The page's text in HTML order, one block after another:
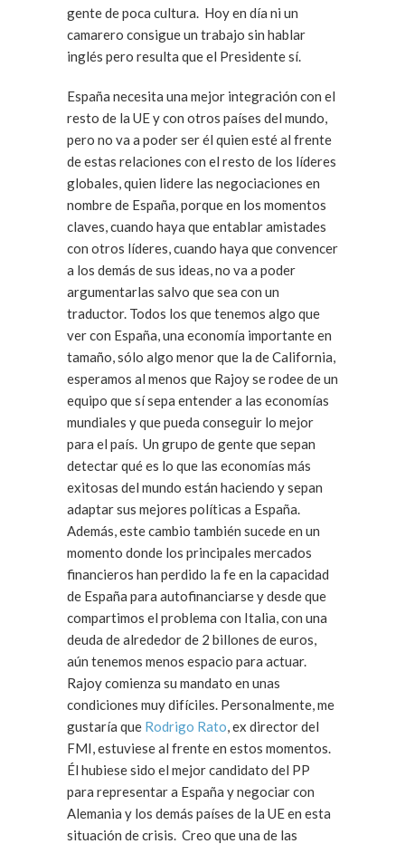
gente de poca cultura. Hoy en día ni un
camarero consigue un trabajo sin hablar
inglés pero resulta que el Presidente sí.
España necesita una mejor integración con el
resto de la UE y con otros países del mundo,
pero no va a poder ser él quien esté al frente
de estas relaciones con el resto de los líderes
globales, quien lidere las negociaciones en
nombre de España, porque en los momentos
claves, cuando haya que entablar amistades
con otros líderes, cuando haya que convencer
a los demás de sus ideas, no va a poder
argumentarlas salvo que sea con un
traductor. Todos los que tenemos algo que
ver con España, una economía importante en
tamaño, sólo algo menor que la de California,
esperamos al menos que Rajoy se rodee de un
equipo que sí sepa entender a las economías
mundiales y que pueda conseguir lo mejor
para el país. Un grupo de gente que sepan
detectar qué es lo que las economías más
exitosas del mundo están haciendo y sepan
adaptar sus mejores políticas a España.
Además, este cambio también sucede en un
momento donde los principales mercados
financieros han perdido la fe en la capacidad
de España para autofinanciarse y desde que
compartimos el problema con Italia, con una
deuda de alrededor de 2 billones de euros,
aún tenemos menos espacio para actuar.
Rajoy comienza su mandato en unas
condiciones muy difíciles. Personalmente, me
gustaría que Rodrigo Rato, ex director del
FMI, estuviese al frente en estos momentos.
Él hubiese sido el mejor candidato del PP
para representar a España y negociar con
Alemania y los demás países de la UE en esta
situación de crisis. Creo que una de las